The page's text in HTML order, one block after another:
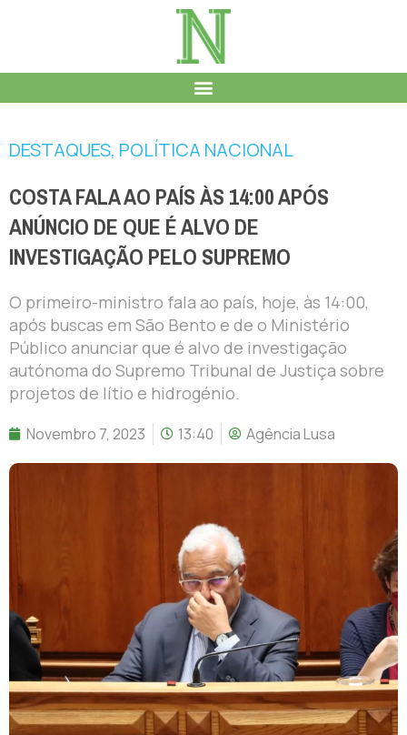
DESTAQUES, POLÍTICA NACIONAL
COSTA FALA AO PAÍS ÀS 14:00 APÓS
ANÚNCIO DE QUE É ALVO DE
INVESTIGAÇÃO PELO SUPREMO
O primeiro-ministro fala ao país, hoje, às 14:00,
após buscas em São Bento e de o Ministério
Público anunciar que é alvo de investigação
autónoma do Supremo Tribunal de Justiça sobre
projetos de lítio e hidrogénio.
Novembro 7, 2023 13:40 Agência Lusa